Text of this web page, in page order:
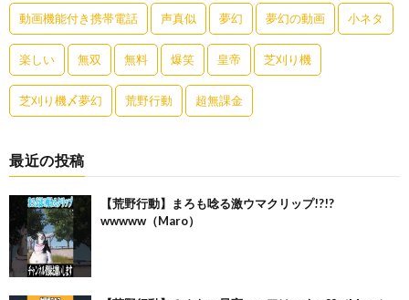
動画機能付き携帯電話 声真似 夢幻 夢幻の動画 小ネタ
楽しい 無双 無料 爆笑 皇帝 芝刈り機
芝刈り機〆夢幻 荒野行動 超無課金
最近の投稿
【荒野行動】まろも唸る激ウマクリップ!?!?
wwwww（Maro）